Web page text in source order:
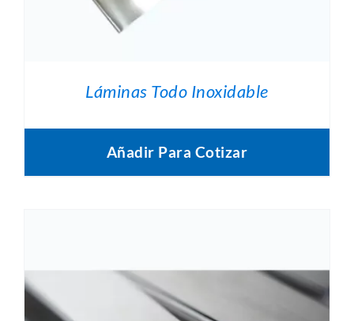
Láminas Todo Inoxidable
Añadir Para Cotizar